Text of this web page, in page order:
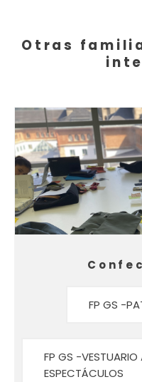
Otras
FP GS -
FP GS -VESTUARIO
ESPECTÁCULOS